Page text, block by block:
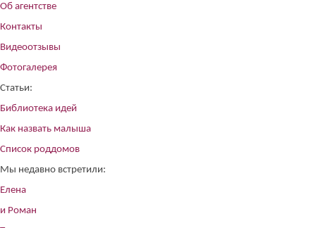
Об агентстве
Контакты
Видеоотзывы
Фотогалерея
Статьи:
Библиотека идей
Как назвать малыша
Список роддомов
Мы недавно встретили:
Елена
и Роман